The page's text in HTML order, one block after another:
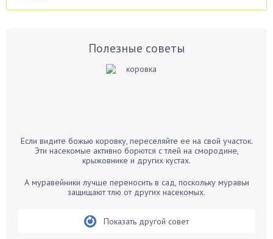
Аспарагус
Бархатцы
Белые грибы
Полезные советы
Если видите божью коровку, переселяйте ее на свой участок.
Эти насекомые активно борются с тлей на смородине,
крыжовнике и других кустах.
А муравейники лучше переносить в сад, поскольку муравьи
защищают тлю от других насекомых.
Показать другой совет